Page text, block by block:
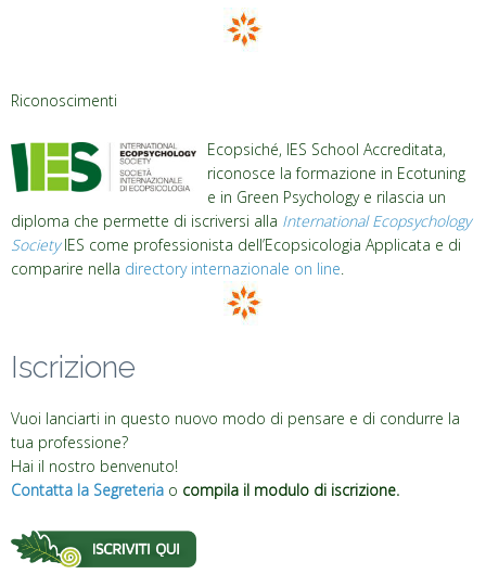
Riconoscimenti
Ecopsiché, IES School Accreditata,
riconosce la formazione in Ecotuning
e in Green Psychology e rilascia un
diploma che permette di iscriversi alla International Ecopsychology
SocietyIES come professionista dell’Ecopsicologia Applicata e di
comparire nella directory internazionale on line
Iscrizione
Vuoi lanciarti in questo nuovo modo di pensare e di condurre la
tua professione?
Hai il nostro benvenuto!
Contatta la Segreteria o compila il modulo di iscrizione.